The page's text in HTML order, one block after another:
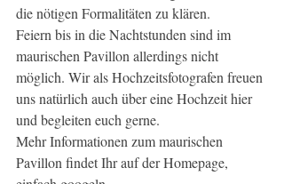
die nötigen Formalitäten zu klären.
Feiern bis in die Nachtstunden sind im
maurischen Pavillon allerdings nicht
möglich. Wir als Hochzeitsfotografen freuen
uns natürlich auch über eine Hochzeit hier
und begleiten euch gerne.
Mehr Informationen zum maurischen
Pavillon findet Ihr auf der Homepage,